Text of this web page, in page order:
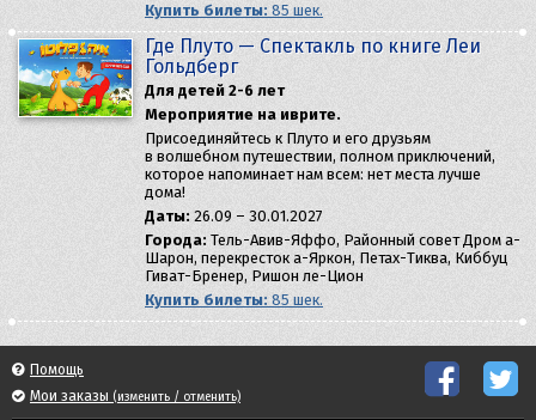
Купить билеты: 85 шек.
Где Плуто — Спектакль по книге Леи
Гольдберг
Для детей 2-6 лет
Мероприятие на иврите.
Присоединяйтесь к Плуто и его друзьям
в волшебном путешествии, полном приключений,
которое напоминает нам всем: нет места лучше
дома!
Даты: 26.09 – 30.01.2027
Города: Тель-Авив-Яффо, Районный совет Дром а-
Шарон, перекресток а-Яркон, Петах-Тиква, Киббуц
Гиват-Бренер, Ришон ле-Цион
Купить билеты: 85 шек.
Помощь
Мои заказы (изменить / отменить)